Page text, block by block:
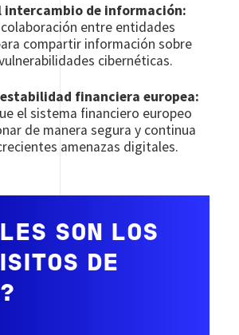
intercambio de información:
entre entidades
compartir información sobre
cibernéticas.
financiera europea:
el sistema financiero europeo
de manera segura y continua
amenazas digitales.
SON LOS
DE